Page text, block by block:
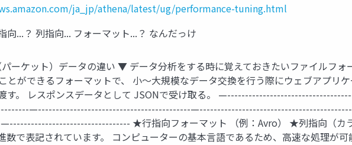
ja_jp/athena/latest/ug/performance-tuning.html
向...？ 列指向... フォーマット...？ なんだっけ
ーケット）データの違い ▼ データ分析をする時に覚えておきたいファイルフ
とができるフォーマットで、 小〜大規模なデータ交換を行う際にウェブアプ
す。 レスポンスデータとして JSONで受け取る。
—-------------------------------------------
★行指向フォーマット （例：Avro） ★列指向（カ
数で表記されています。 コンピューターの基本言語であるため、高速な処理が可